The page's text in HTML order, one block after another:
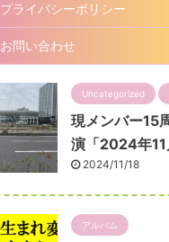
プライバシーポリシー
お問い合わせ
Uncategorized
現メンバー15
演「2024年11
2024/11/18
アルバム